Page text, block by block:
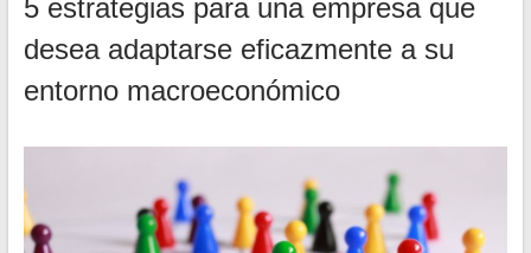
5 estrategias para una empresa que
desea adaptarse eficazmente a su
entorno macroeconómico